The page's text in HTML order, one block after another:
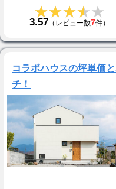
★★★★★
★★★★★
3.57 （レビュー数7件）
コラボハウスの坪単価
チ！